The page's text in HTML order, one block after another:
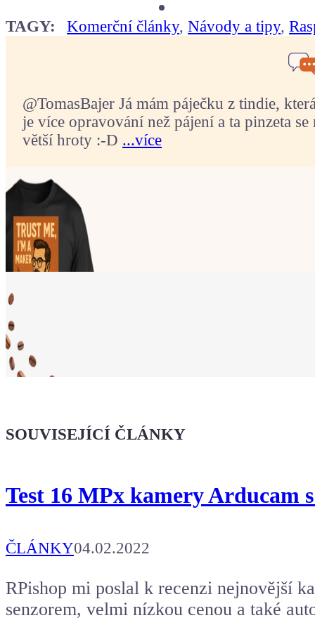
TAGY: Komerční články,Návody a tipy,
@TomasBajer Já mám páječku z tindie,
je více opravování než pájení a ta pinzeta
větší hroty :-D ...více
že jsi Maker!
Kafe pro Chiptrona
Aby mohl napsat další článek.
SOUVISEJÍCÍ ČLÁNKY
Test 16 MPx kamery Arducam
ČLÁNKY04.02.2022
RPishop mi poslal k recenzi nejnovější
senzorem, velmi nízkou cenou a také